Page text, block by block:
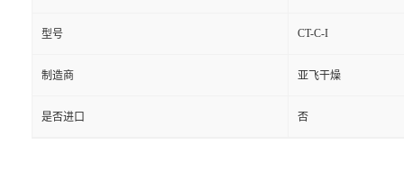
型号 CT-C-I
制造商 亚飞干燥
是否进口 否